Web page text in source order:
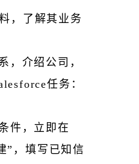
，了解其业务
，介绍公司，
任务：
件，立即在
”，填写已知信